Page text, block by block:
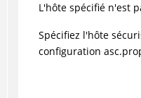
L'hôte spécifié n'est
Spécifiez l'hôte
configuration